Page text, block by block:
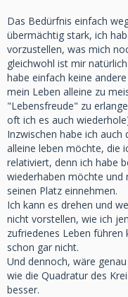
Das Bedürfnis einfach
übermächtig stark, ich
vorzustellen, was mich
gleichwohl ist mir
habe einfach keine
mein Leben alleine zu
"Lebensfreude" zu
oft ich es auch
Inzwischen habe ich
alleine leben möchte, die
relativiert, denn ich habe
wiederhaben möchte und
seinen Platz einnehmen.
Ich kann es drehen und
nicht vorstellen, wie ich
zufriedenes Leben führen
schon gar nicht.
Und dennoch, wäre
wie die Quadratur des
besser.